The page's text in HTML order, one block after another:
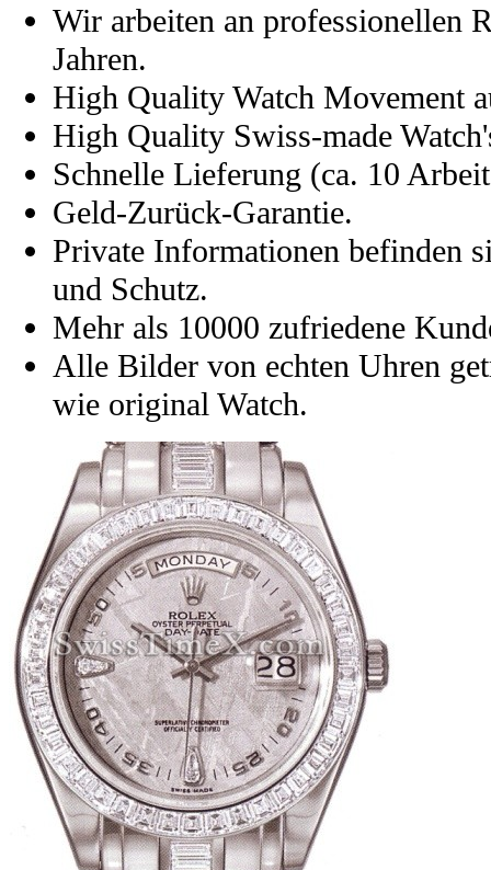
Wir arbeiten an professionellen
Jahren.
High Quality Watch Movement
High Quality Swiss-made
Schnelle Lieferung (ca. 10
Geld-Zurück-Garantie.
Private Informationen befinden
und Schutz.
Mehr als 10000 zufriedene
Alle Bilder von echten Uhren
wie original Watch.